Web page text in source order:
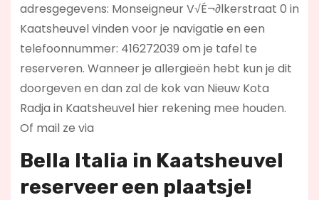
adresgegevens: Monseigneur V√É¬∂lkerstraat 0 in
Kaatsheuvel vinden voor je navigatie en een
telefoonnummer: 416272039 om je tafel te
reserveren. Wanneer je allergieën hebt kun je dit
doorgeven en dan zal de kok van Nieuw Kota
Radja in Kaatsheuvel hier rekening mee houden.
Of mail ze via
Bella Italia in Kaatsheuvel
reserveer een plaatsje!